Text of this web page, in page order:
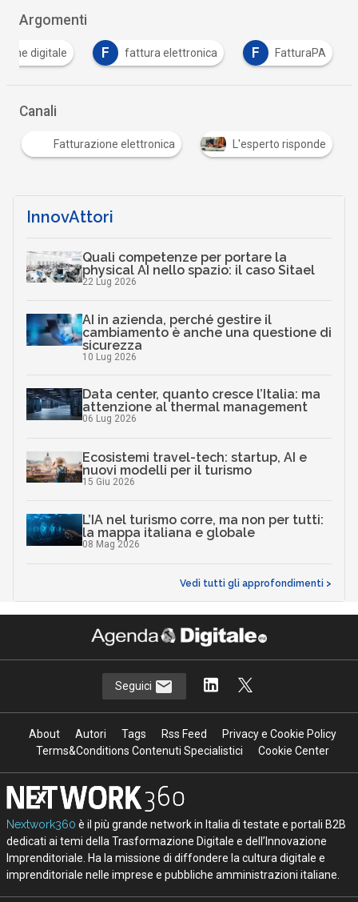
Argomenti
digitale F fattura elettronica F FatturaPA
Canali
Fatturazione elettronica L'esperto risponde
InnovAttori
Quali competenze per portare la
physical AI nello spazio: il caso Sitael
22 Lug 2026
AI in azienda, perché gestire il
cambiamento è anche una questione di
sicurezza
10 Lug 2026
Data center, quanto cresce l’Italia: ma
attenzione al thermal management
06 Lug 2026
Ecosistemi travel-tech: startup, AI e
nuovi modelli per il turismo
15 Giu 2026
L’IA nel turismo corre, ma non per tutti:
la mappa italiana e globale
08 Mag 2026
Vedi tutti gli approfondimenti >
Seguici
About Autori Tags Rss Feed
Privacy e Cookie Policy
Terms&Conditions Contenuti Specialistici
Cookie Center
Nextwork360 è il più grande network in Italia di testate e portali B2B
dedicati ai temi della Trasformazione Digitale e dell’Innovazione
Imprenditoriale. Ha la missione di diffondere la cultura digitale e
imprenditoriale nelle imprese e pubbliche amministrazioni italiane.